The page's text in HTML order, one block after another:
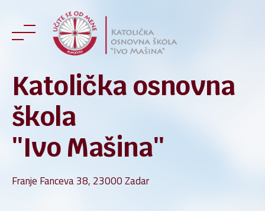
content
Katolička osnovna
škola
''Ivo Mašina''
Franje Fanceva 38, 23000 Zadar